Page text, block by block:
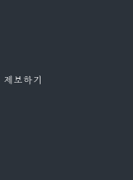
제보하기